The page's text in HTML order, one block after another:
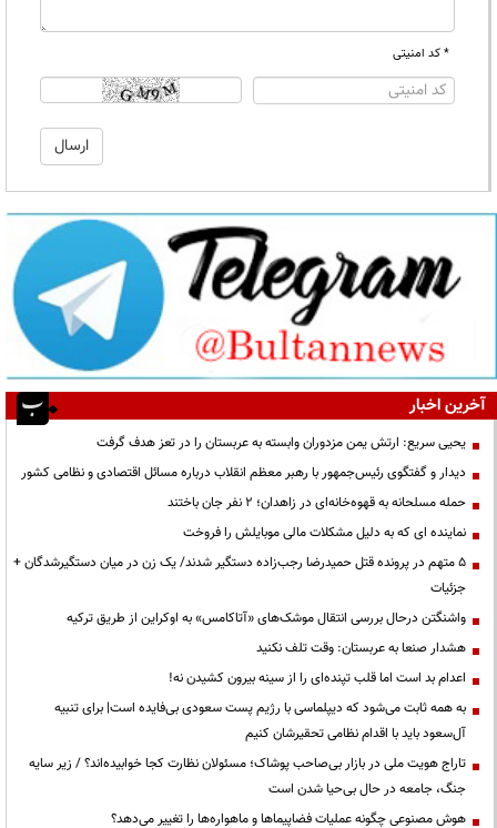
* کد امنیتی
آخرین اخبار
یحیی سریع: ارتش یمن مزدوران وابسته به عربستان را در تعز هدف گرفت
دیدار و گفتگوی رئیس‌جمهور با رهبر معظم انقلاب درباره مسائل اقتصادی و نظامی کشور
حمله مسلحانه به قهوه‌خانه‌ای در زاهدان؛ ۲ نفر جان باختند
نماینده ای که به دلیل مشکلات مالی موبایلش را فروخت
۵ متهم در پرونده قتل حمیدرضا رجب‌زاده دستگیر شدند/ یک زن در میان دستگیرشدگان +
جزئیات
واشنگتن درحال بررسی انتقال موشک‌های «آتاکامس» به اوکراین از طریق ترکیه
هشدار صنعا به عربستان: وقت تلف نکنید
اعدام بد است اما قلب تپنده‌ای را از سینه بیرون کشیدن نه!
به همه ثابت می‌شود که دیپلماسی با رژیم پست سعودی بی‌فایده است| برای تنبیه
آل‌سعود باید با اقدام نظامی تحقیرشان کنیم
تاراج هویت ملی در بازار بی‌صاحب پوشاک؛ مسئولان نظارت کجا خوابیده‌اند؟ / زیر سایه
جنگ، جامعه در حال بی‌حیا شدن است
هوش مصنوعی چگونه عملیات فضاپیماها و ماهواره‌ها را تغییر می‌دهد؟